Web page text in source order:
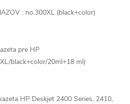
: no.300XL (black+color)
pre HP
black+color/20ml+18 ml)
HP Deskjet 2400 Series, 2410,